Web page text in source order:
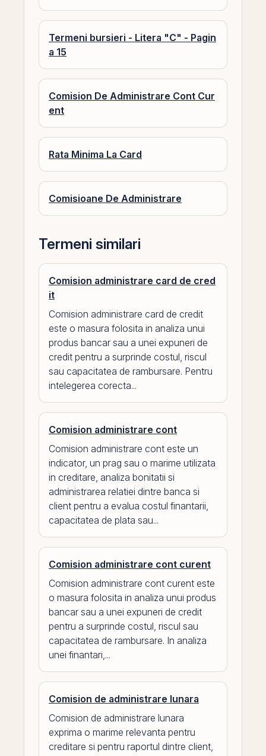
Termeni bursieri - Litera "C" - Pagin
a 15
Comision De Administrare Cont Cur
ent
Rata Minima La Card
Comisioane De Administrare
Termeni similari
Comision administrare card de cred
it
Comision administrare card de credit
este o masura folosita in analiza unui
produs bancar sau a unei expuneri de
credit pentru a surprinde costul, riscul
sau capacitatea de rambursare. Pentru
intelegerea corecta...
Comision administrare cont
Comision administrare cont este un
indicator, un prag sau o marime utilizata
in creditare, analiza bonitatii si
administrarea relatiei dintre banca si
client pentru a evalua costul finantarii,
capacitatea de plata sau...
Comision administrare cont curent
Comision administrare cont curent este
o masura folosita in analiza unui produs
bancar sau a unei expuneri de credit
pentru a surprinde costul, riscul sau
capacitatea de rambursare. In analiza
unei finantari,...
Comision de administrare lunara
Comision de administrare lunara
exprima o marime relevanta pentru
creditare si pentru raportul dintre client,